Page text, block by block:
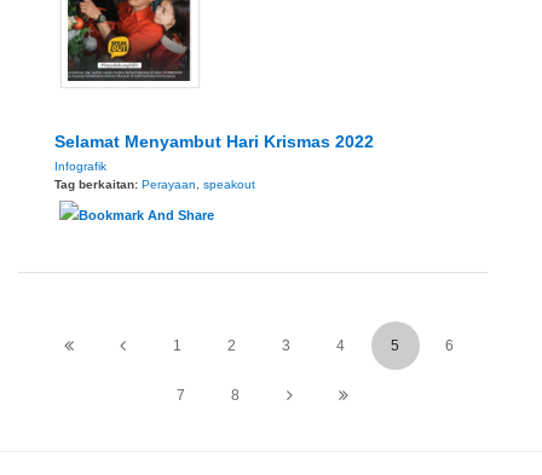
Selamat Menyambut Hari Krismas 2022
Infografik
Tag berkaitan: Perayaan speakout
1 2 3 4 5 6
7 8